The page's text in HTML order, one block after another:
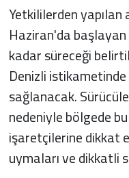
Yetkililerden
Haziran'da
kadar süreceği
Denizli
sağlanacak.
nedeniyle bölgede
işaretçilerine dikkat
uymaları ve dikkatli